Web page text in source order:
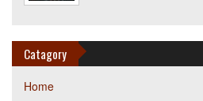
Catagory
Home